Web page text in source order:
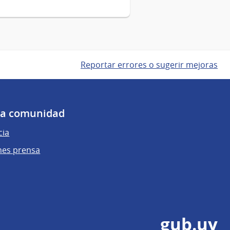
Reportar errores o sugerir mejoras
comunidad
prensa
gub.uy